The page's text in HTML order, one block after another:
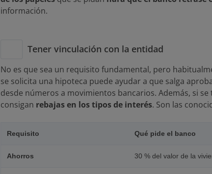
información.
Tener vinculación con la entidad
No es que sea un requisito fundamental, pero
se solicita una hipoteca puede ayudar a que salga
desde números a movimientos bancarios. Además, si
consigan rebajas en los tipos de interés. Son las
Requisito Qué pide el banco
Ahorros 30 % del valor de la